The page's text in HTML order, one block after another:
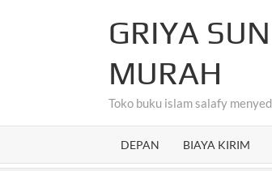
GRIYA
MURAH
Toko buku islam salafy
DEPAN BIAYA KIRIM